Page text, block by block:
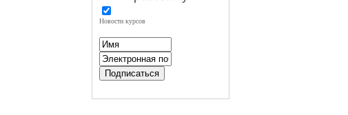
Новости курсов